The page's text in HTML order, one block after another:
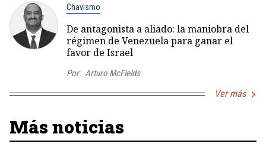
Chavismo
De antagonista a aliado: la maniobra del
régimen de Venezuela para ganar el
favor de Israel
Por: Arturo McFields
Ver más
Más noticias